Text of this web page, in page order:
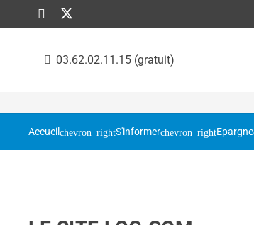
03.62.02.11.15 (gratuit)
Accueil S'informer Epargne